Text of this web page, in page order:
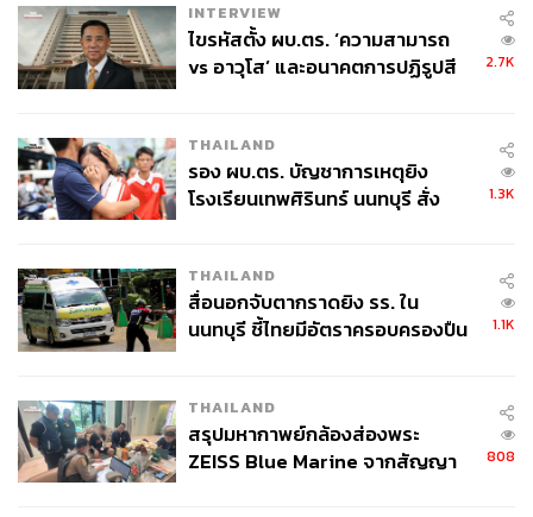
INTERVIEW
ไขรหัสตั้ง ผบ.ตร. ‘ความสามารถ
vs อาวุโส’ และอนาคตการปฏิรูปสี
2.7K
THAILAND
รอง ผบ.ตร. บัญชาการเหตุยิง
โรงเรียนเทพศิรินทร์ นนทบุรี สั่ง
1.3K
THAILAND
สื่อนอกจับตากราดยิง รร. ใน
นนทบุรี ชี้ไทยมีอัตราครอบครองปืน
1.1K
THAILAND
สรุปมหากาพย์กล้องส่องพระ
ZEISS Blue Marine จากสัญญา
808